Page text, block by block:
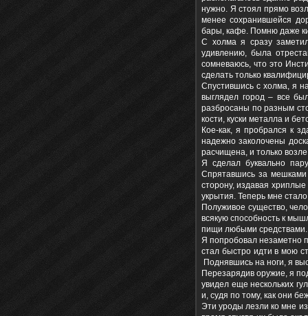
нужно. Я стоял прямо
менее сохранившейся
бары, кафе. Помню даже
С холма я сразу
удивлению, была
сомневаюсь, что это
сделать только
Спустившись с холма, я
выглядел город – все
разбросаны по разным
кости, куски металла и
Кое-как, я пробрался к
надежно заколочены
расчищена, и только
Я сделал буквально
Спрятавшись за
сторону, издавая хриплые
укрытия. Теперь мне
Полуживое существо,
всякую способность к
пищи любыми средствами.
Я попробовал незаметно
стал быстро идти в мою
Поднявшись на ноги, я
Перезарядив оружие, я
увидел еще нескольких
и, судя по тому, как они
Эти уроды лезли ко мне